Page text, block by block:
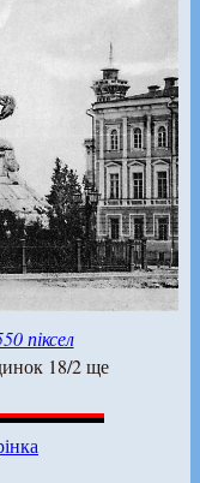
піксел
18/2 ще